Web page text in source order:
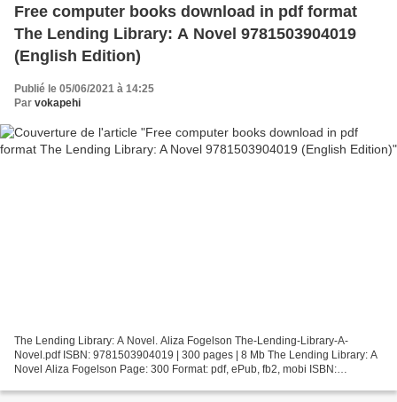
Free computer books download in pdf format
The Lending Library: A Novel 9781503904019
(English Edition)
Publié le 05/06/2021 à 14:25
Par vokapehi
The Lending Library: A Novel. Aliza Fogelson The-Lending-Library-A-
Novel.pdf ISBN: 9781503904019 | 300 pages | 8 Mb The Lending Library: A
Novel Aliza Fogelson Page: 300 Format: pdf, ePub, fb2, mobi ISBN: